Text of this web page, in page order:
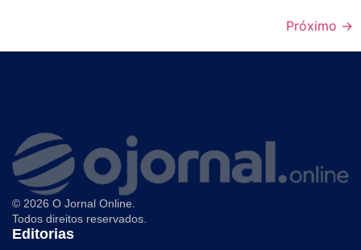
Próximo →
© 2026 O Jornal Online.
Todos direitos reservados.
Editorias